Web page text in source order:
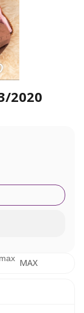
2020
MAX